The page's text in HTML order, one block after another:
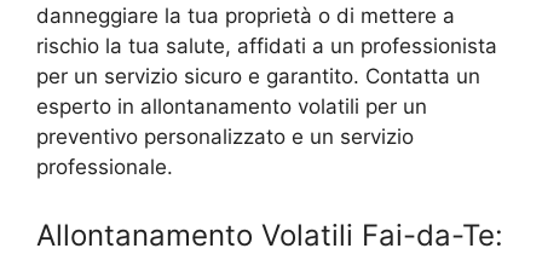
danneggiare la tua proprietà o di mettere a
rischio la tua salute, affidati a un professionista
per un servizio sicuro e garantito. Contatta un
esperto in allontanamento volatili per un
preventivo personalizzato e un servizio
professionale.
Allontanamento Volatili Fai-da-Te: